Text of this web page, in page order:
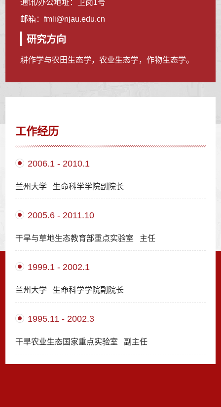
通讯/办公地址： 卫岗1号
邮箱：fmli@njau.edu.cn
研究方向
耕作学与农田生态学，农业生态学，作物生态学。
工作经历
2006.1 - 2010.1
兰州大学 生命科学学院副院长
2005.6 - 2011.10
干旱与草地生态教育部重点实验室 主任
1999.1 - 2002.1
兰州大学 生命科学学院副院长
1995.11 - 2002.3
干旱农业生态国家重点实验室 副主任